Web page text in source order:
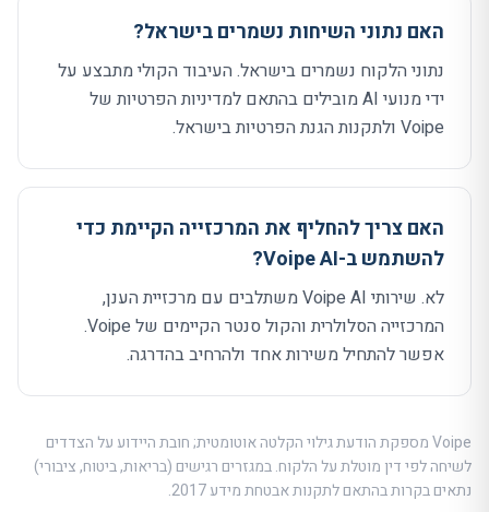
האם נתוני השיחות נשמרים בישראל?
נתוני הלקוח נשמרים בישראל. העיבוד הקולי מתבצע על
ידי מנועי AI מובילים בהתאם למדיניות הפרטיות של
Voipe ולתקנות הגנת הפרטיות בישראל.
האם צריך להחליף את המרכזייה הקיימת כדי
להשתמש ב-Voipe AI?
לא. שירותי Voipe AI משתלבים עם מרכזיית הענן,
המרכזייה הסלולרית והקול סנטר הקיימים של Voipe.
אפשר להתחיל משירות אחד ולהרחיב בהדרגה.
Voipe מספקת הודעת גילוי הקלטה אוטומטית; חובת היידוע על הצדדים
לשיחה לפי דין מוטלת על הלקוח. במגזרים רגישים (בריאות, ביטוח, ציבורי)
נתאים בקרות בהתאם לתקנות אבטחת מידע 2017.